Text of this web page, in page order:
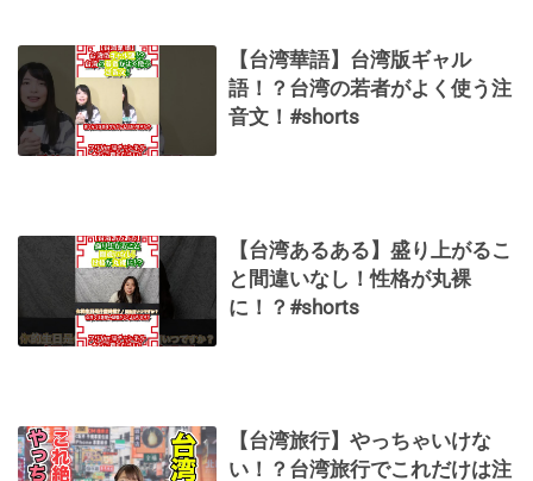
【台湾華語】台湾版ギャル
語！？台湾の若者がよく使う注
音文！#shorts
【台湾あるある】盛り上がるこ
と間違いなし！性格が丸裸
に！？#shorts
【台湾旅行】やっちゃいけな
い！？台湾旅行でこれだけは注